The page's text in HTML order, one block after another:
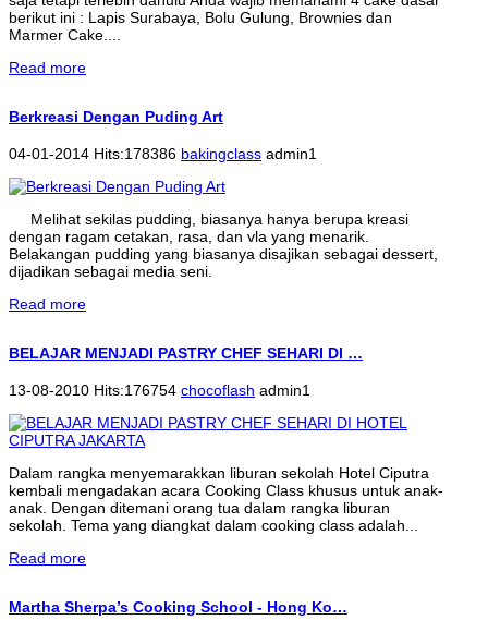
berikut ini : Lapis Surabaya, Bolu Gulung, Brownies dan
Marmer Cake....
Read more
Berkreasi Dengan Puding Art
04-01-2014 Hits:178386 bakingclass admin1
Melihat sekilas pudding, biasanya hanya berupa kreasi
dengan ragam cetakan, rasa, dan vla yang menarik.
Belakangan pudding yang biasanya disajikan sebagai dessert,
dijadikan sebagai media seni.
Read more
BELAJAR MENJADI PASTRY CHEF SEHARI DI …
13-08-2010 Hits:176754 chocoflash admin1
Dalam rangka menyemarakkan liburan sekolah Hotel Ciputra
kembali mengadakan acara Cooking Class khusus untuk anak-
anak. Dengan ditemani orang tua dalam rangka liburan
sekolah. Tema yang diangkat dalam cooking class adalah...
Read more
Martha Sherpa’s Cooking School - Hong Ko…